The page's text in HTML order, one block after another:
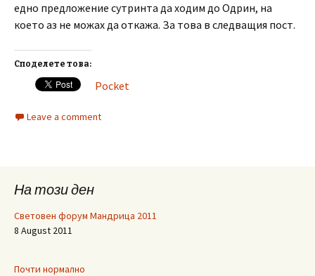
едно предложение сутринта да ходим до Одрин, на
което аз не можах да откажа. За това в следващия пост.
Споделете това:
Pocket
Leave a comment
На този ден
Световен форум Мандрица 2011
8 August 2011
Почти нормално